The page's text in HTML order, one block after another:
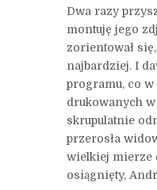
Dwa razy
montuję jego
zorientował
najbardziej. I
programu, co
drukowanych w
skrupulatnie
przerosła
wielkiej mierze
osiągnięty,